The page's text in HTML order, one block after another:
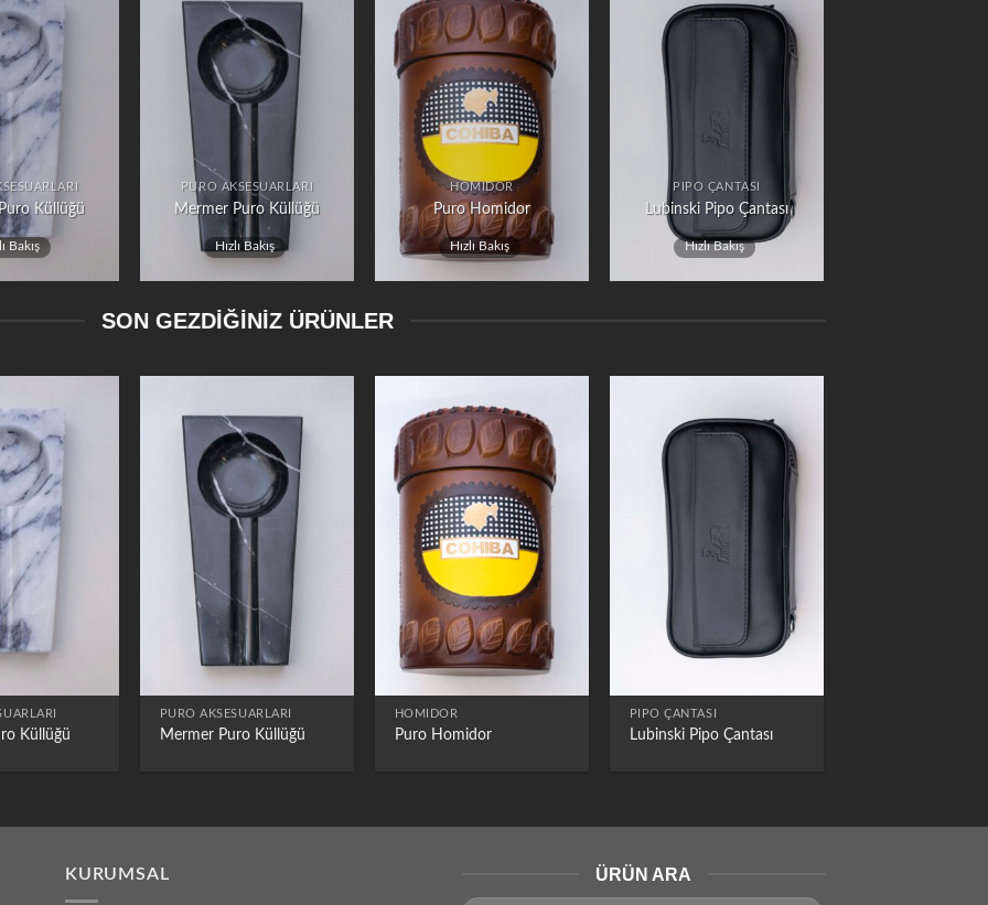
Küllüğü
Bakış
PURO AKSESUARLARI
Mermer Puro Küllüğü
Hızlı Bakış
HOMIDOR
Puro Homidor
Hızlı Bakış
PIPO ÇANTASI
Lubinski Pipo Çantası
Hızlı Bakış
SON GEZDİĞİNİZ ÜRÜNLER
Küllüğü
PURO AKSESUARLARI
Mermer Puro Küllüğü
HOMIDOR
Puro Homidor
PIPO ÇANTASI
Lubinski Pipo Çantası
KURUMSAL ÜRÜN ARA